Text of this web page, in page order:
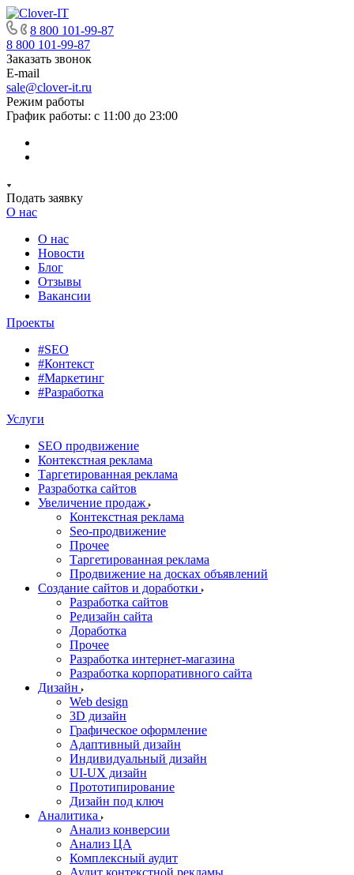
8 800 101-99-87
8 800 101-99-87
Заказать звонок
E-mail
sale@clover-it.ru
Режим работы
График работы: с 11:00 до 23:00
Подать заявку
О нас
О нас
Новости
Блог
Отзывы
Вакансии
Проекты
#SEO
#Контекст
#Маркетинг
#Разработка
Услуги
SEO продвижение
Контекстная реклама
Таргетированная реклама
Разработка сайтов
Увеличение продаж
Контекстная реклама
Seo-продвижение
Прочее
Таргетированная реклама
Продвижение на досках объявлений
Создание сайтов и доработки
Разработка сайтов
Редизайн сайта
Доработка
Прочее
Разработка интернет-магазина
Разработка корпоративного сайта
Дизайн
Web design
3D дизайн
Графическое оформление
Адаптивный дизайн
Индивидуальный дизайн
UI‑UX дизайн
Прототипирование
Дизайн под ключ
Аналитика
Анализ конверсии
Анализ ЦА
Комплексный аудит
Аудит контекстной рекламы